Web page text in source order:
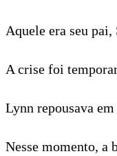
Aquele era seu
A crise foi
Lynn repousava
Nesse momento, a